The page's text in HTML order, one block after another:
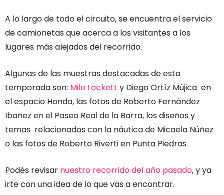
A lo largo de todo el circuito, se encuentra el servicio
de camionetas que acerca a los visitantes a los
lugares más alejados del recorrido.
Algunas de las muestras destacadas de esta
temporada son: Milo Lockett y Diego Ortíz Mújica en
el espacio Honda, las fotos de Roberto Fernández
Ibañez en el Paseo Real de la Barra, los diseños y
temas relacionados con la náutica de Micaela Núñez
o las fotos de Roberto Riverti en Punta Piedras.
Podés revisar nuestro recorrido del año pasado, y ya
irte con una idea de lo que vas a encontrar.